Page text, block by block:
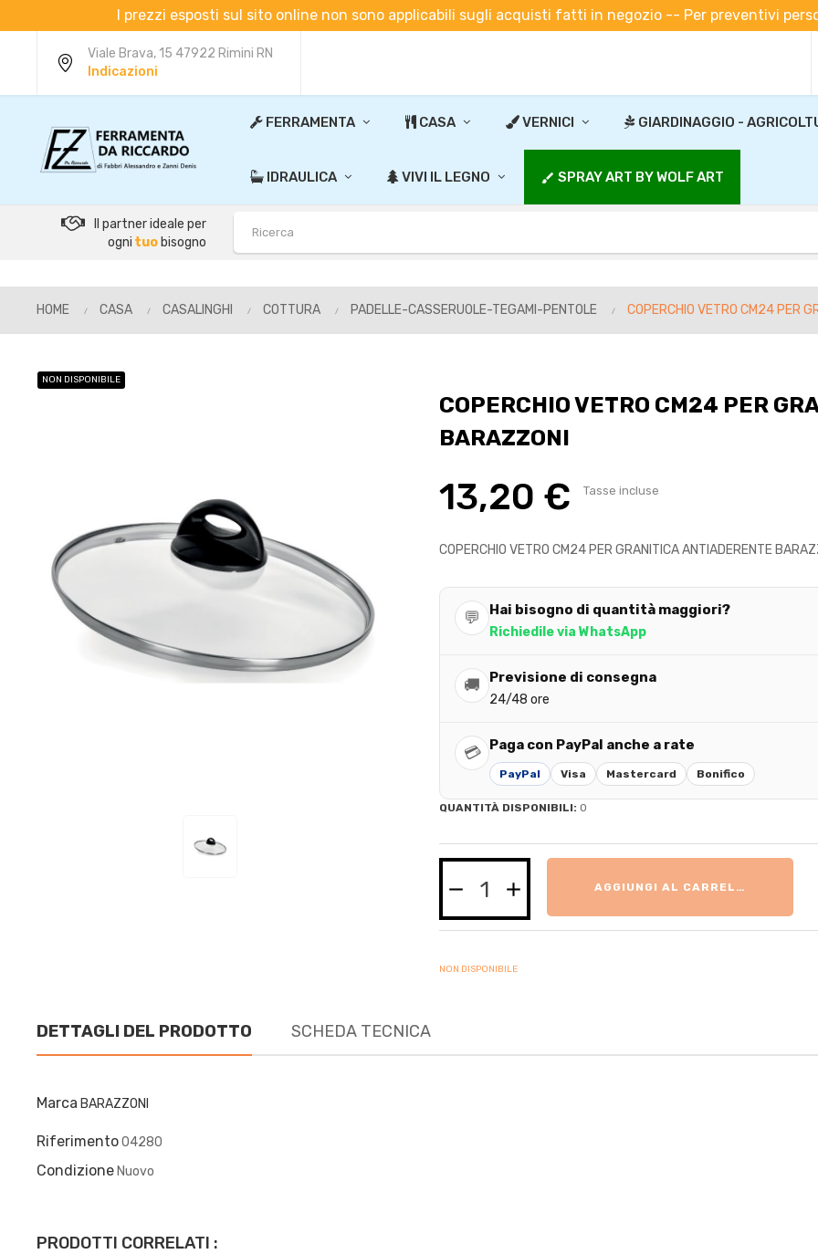
I prezzi esposti sul sito online non sono applicabili sugli acquisti fatti in negozio -- Per preventivi
Viale Brava, 15 47922 Rimini RN
Indicazioni
FERRAMENTA CASA VERNICI GIARDINAGGIO -
IDRAULICA VIVI IL LEGNO brush SPRAY ART BY WOLF ART
Il partner ideale per
ogni tuo bisogno
HOME CASA CASALINGHI COTTURA PADELLE-CASSERUOLE-TEGAMI-PENTOLE COPERCHIO VETRO CM24 PER
NON DISPONIBILE
COPERCHIO VETRO CM24 PER
BARAZZONI
13,20 € Tasse incluse
COPERCHIO VETRO CM24 PER GRANITICA ANTIADERENTE
💬 Hai bisogno di quantità maggiori?
Richiedile via WhatsApp
🚚 Previsione di consegna
24/48 ore
💳 Paga con PayPal anche a rate
PayPal Visa Mastercard Bonifico
QUANTITÀ DISPONIBILI: 0
AGGIUNGI AL CARRELLO
NON DISPONIBILE
DETTAGLI DEL PRODOTTO SCHEDA TECNICA
Marca BARAZZONI
Riferimento04280
Condizione Nuovo
PRODOTTI CORRELATI :